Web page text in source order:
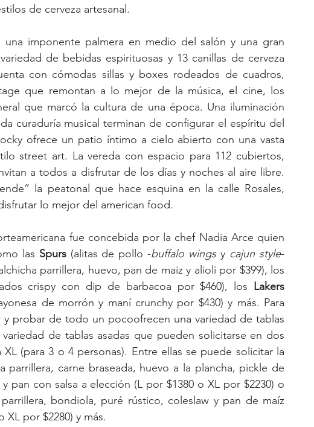
de cerveza artesanal.
imponente palmera en medio del salón y una gran
de bebidas espirituosas y 13 canillas de cerveza
con cómodas sillas y boxes rodeados de cuadros,
que remontan a lo mejor de la música, el cine, los
que marcó la cultura de una época. Una iluminación
curaduría musical terminan de configurar el espíritu del
ofrece un patio íntimo a cielo abierto con una vasta
street art. La vereda con espacio para 112 cubiertos,
a todos a disfrutar de los días y noches al aire libre.
la peatonal que hace esquina en la calle Rosales,
lo mejor del american food.
fue concebida por la chef Nadia Arce quien
las Spurs (alitas de pollo -buffalo wings y cajun style-
crispy con dip de barbacoa por $460), los Lakers
de morrón y maní crunchy por $430) y más. Para
probar de todo un pocoofrecen una variedad de tablas
de tablas asadas que pueden solicitarse en dos
parrillera, carne braseada, huevo a la plancha, pickle de
pan con salsa a elección (L por $1380 o XL por $2230) o
bondiola, puré rústico, coleslaw y pan de maíz
XL por $2280) y más.